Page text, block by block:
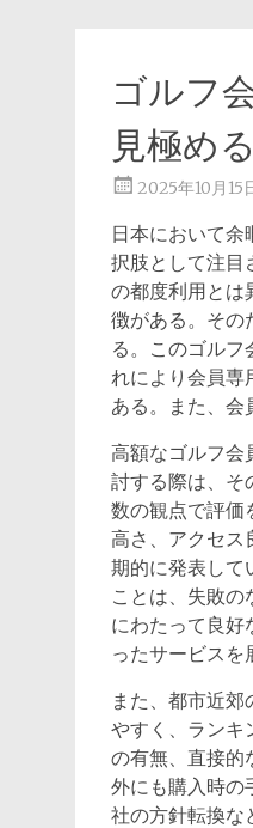
ゴルフ
見極め
2025年10月15
日本において
択肢として注目
の都度利用とは
徴がある。その
る。このゴル
れにより会員専
ある。また、会
高額なゴルフ会
討する際は、そ
数の観点で評価
高さ、アクセス
期的に発表して
ことは、失敗
にわたって良好
ったサービスを
また、都市近
やすく、ランキ
の有無、直接的
外にも購入時の
社の方針転換な